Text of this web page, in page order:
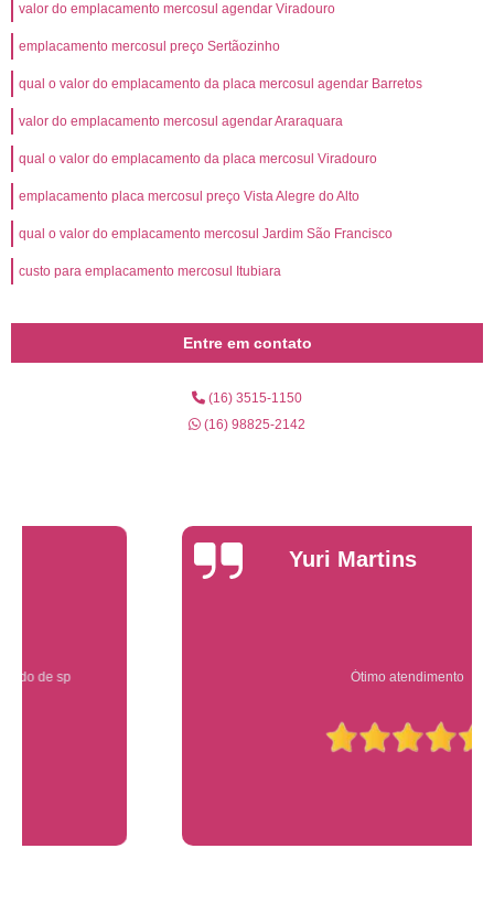
valor do emplacamento mercosul agendar Viradouro
emplacamento mercosul preço Sertãozinho
qual o valor do emplacamento da placa mercosul agendar Barretos
valor do emplacamento mercosul agendar Araraquara
qual o valor do emplacamento da placa mercosul Viradouro
emplacamento placa mercosul preço Vista Alegre do Alto
qual o valor do emplacamento mercosul Jardim São Francisco
custo para emplacamento mercosul Itubiara
Entre em contato
(16) 3515-1150
(16) 98825-2142
Yuri Martins